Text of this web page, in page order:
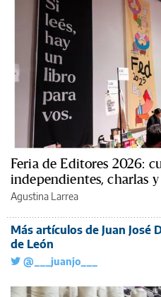
Feria de Editores 2026:
independientes, charlas
Agustina Larrea
Más artículos de Juan José
de León
@___juanjo___